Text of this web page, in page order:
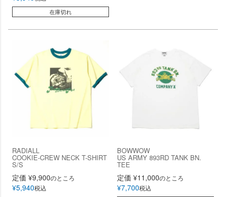
在庫切れ
RADIALL
COOKIE-CREW NECK T-SHIRT
S/S
定価 ¥9,900のところ
¥5,940税込
BOWWOW
US ARMY 893RD TANK BN.
TEE
定価 ¥11,000のところ
¥7,700税込